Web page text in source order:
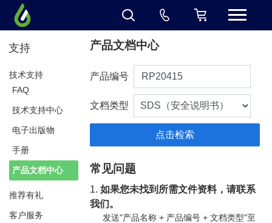
支持
技术支持
FAQ
技术支持中心
电子出版物
手册
产品文档中心
推荐有礼
客户服务
产品文档中心
产品编号
文档类型
常见问题
1.如果您未找到所需文件资料，请联系
我们。
发送"产品名称 + 产品编号 + 文档类型"至